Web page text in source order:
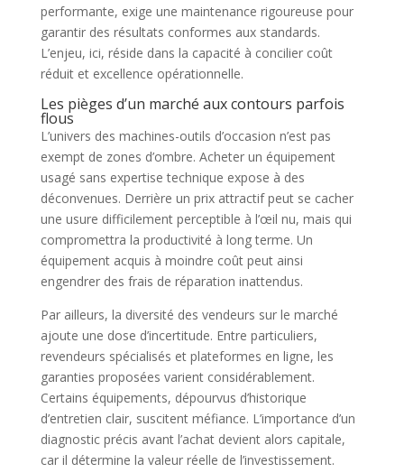
performante, exige une maintenance rigoureuse pour
garantir des résultats conformes aux standards.
L’enjeu, ici, réside dans la capacité à concilier coût
réduit et excellence opérationnelle.
Les pièges d’un marché aux contours parfois
flous
L’univers des machines-outils d’occasion n’est pas
exempt de zones d’ombre. Acheter un équipement
usagé sans expertise technique expose à des
déconvenues. Derrière un prix attractif peut se cacher
une usure difficilement perceptible à l’œil nu, mais qui
compromettra la productivité à long terme. Un
équipement acquis à moindre coût peut ainsi
engendrer des frais de réparation inattendus.
Par ailleurs, la diversité des vendeurs sur le marché
ajoute une dose d’incertitude. Entre particuliers,
revendeurs spécialisés et plateformes en ligne, les
garanties proposées varient considérablement.
Certains équipements, dépourvus d’historique
d’entretien clair, suscitent méfiance. L’importance d’un
diagnostic précis avant l’achat devient alors capitale,
car il détermine la valeur réelle de l’investissement.